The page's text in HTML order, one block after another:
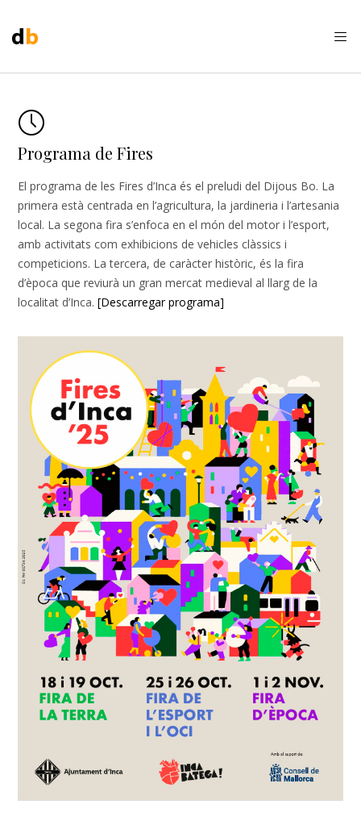
Programa de Fires
El programa de les Fires d’Inca és el preludi del Dijous Bo. La
primera està centrada en l’agricultura, la jardineria i l’artesania
local. La segona fira s’enfoca en el món del motor i l’esport,
amb activitats com exhibicions de vehicles clàssics i
competicions. La tercera, de caràcter històric, és la fira
d’època que reviurà un gran mercat medieval al llarg de la
localitat d’Inca.[Descarregar programa]